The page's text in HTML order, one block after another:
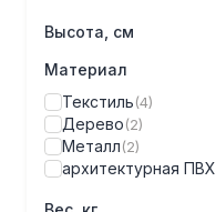
Высота, см
Материал
Текстиль(4)
Дерево(2)
Металл(2)
архитектурная ПВХ